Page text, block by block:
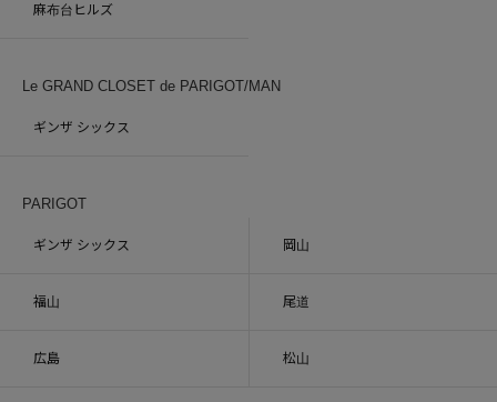
麻布台ヒルズ
Le GRAND CLOSET de PARIGOT/MAN
ギンザ シックス
PARIGOT
ギンザ シックス 岡山
福山 尾道
広島 松山